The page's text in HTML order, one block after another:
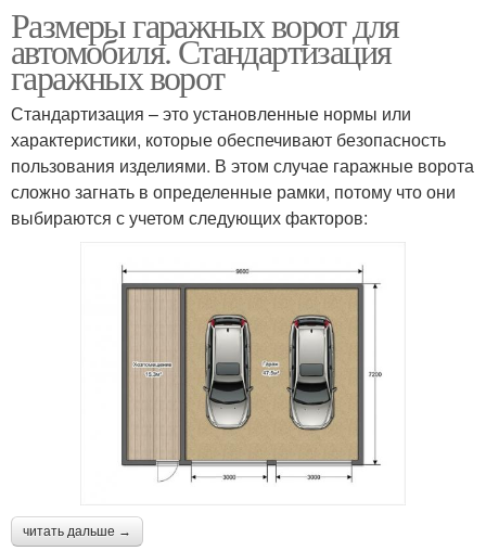
Размеры гаражных ворот для
автомобиля. Стандартизация
гаражных ворот
Стандартизация – это установленные нормы или
характеристики, которые обеспечивают безопасность
пользования изделиями. В этом случае гаражные ворота
сложно загнать в определенные рамки, потому что они
выбираются с учетом следующих факторов:
читать дальше →